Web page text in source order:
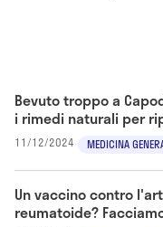
MEDICINA
Bevuto troppo a
i rimedi naturali per
11/12/2024
Un vaccino contro
reumatoide?